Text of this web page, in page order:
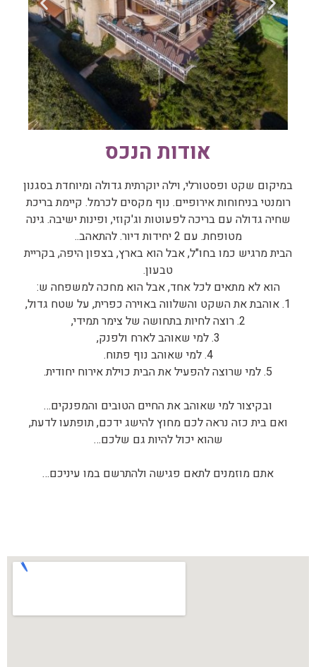
אודות הנכס
במיקום שקט ופסטורלי, וילה יוקרתית גדולה ומיוחדת בסגנון
רומנטי בניחוחות אירופיים. נוף מקסים לכרמל. קיימת בריכת
שחיה גדולה עם בריכה לפעוטות וג'קוזי, ופינות ישיבה. גינה
מטופחת. עם 2 יחידות דיור. להתאהב..
הבית מרגיש כמו בחו"ל, אבל הוא בארץ, בצפון היפה, בקריית
טבעון.
הוא לא מתאים לכל אחד, אבל הוא מחכה למשפחה ש:
1. אוהבת את השקט והשלווה באוירה כפרית, על שטח גדול,
2. רוצה לחיות בתחושה של צימר תמידי,
3. למי שאוהב לארח ולפנק,
4. למי שאוהב נוף פתוח.
5. למי שרוצה להפעיל את הבית כוילת אירוח יחודית.
ובקיצור למי שאוהב את החיים הטובים והמפנקים…
ואם בית כזה נראה לכם מחוץ להישג ידכם, תופתעו לדעת,
שהוא יכול להיות גם שלכם…
אתם מוזמנים לתאם פגישה ולהתרשם במו עיניכם…